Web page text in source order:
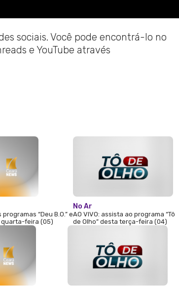
sociais. Você pode encontrá-lo no
e YouTube através
“Deu B.O.” e
quarta-feira (05)
No Ar
AO VIVO: assista ao programa “Tô
de Olho” desta terça-feira (04)